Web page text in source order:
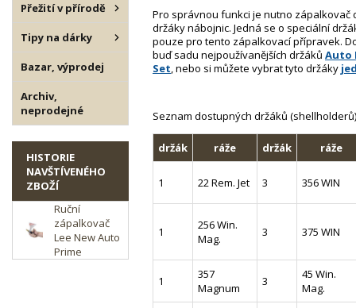
Přežití v přírodě
Tipy na dárky
Bazar, výprodej
Archiv,
neprodejné
HISTORIE
NAVŠTÍVENÉHO
ZBOŽÍ
Ruční
zápalkovač
Lee New Auto
Prime
Pro správnou funkci je nutno zápalkovač
držáky nábojnic. Jedná se o speciální
pouze pro tento zápalkovací přípravek.
buď sadu nejpoužívanějších držáků Auto
Set, nebo si můžete vybrat tyto držáky
Seznam dostupných držáků
držák ráže držák ráže
1 22 Rem. Jet 3 356 WIN
1
256 Win.
Mag.
3 375 WIN
1
357
Magnum
3
45 Win.
Mag.